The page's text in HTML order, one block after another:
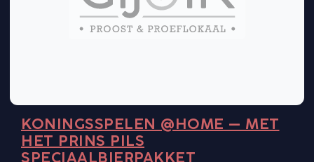
KONINGSSPELEN @HOME – MET
HET PRINS PILS
SPECIAALBIERPAKKET